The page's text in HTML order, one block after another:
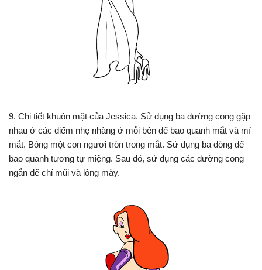
9. Chi tiết khuôn mặt của Jessica. Sử dụng ba đường cong gặp
nhau ở các điểm nhẹ nhàng ở mỗi bên để bao quanh mắt và mí
mắt. Bóng một con ngươi tròn trong mắt. Sử dụng ba dòng để
bao quanh tương tự miệng. Sau đó, sử dụng các đường cong
ngắn để chỉ mũi và lông mày.